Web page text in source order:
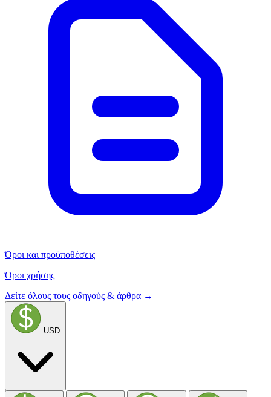
Όροι και προϋποθέσεις
Όροι χρήσης
Δείτε όλους τους οδηγούς & άρθρα →
USD